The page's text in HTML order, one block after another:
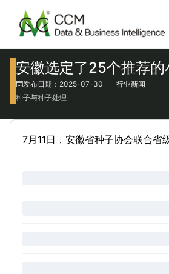
安徽选定了25个推荐
发布日期：2025-07-30
行业新闻
种子与种子处理
7月11日，安徽省种子协会联合